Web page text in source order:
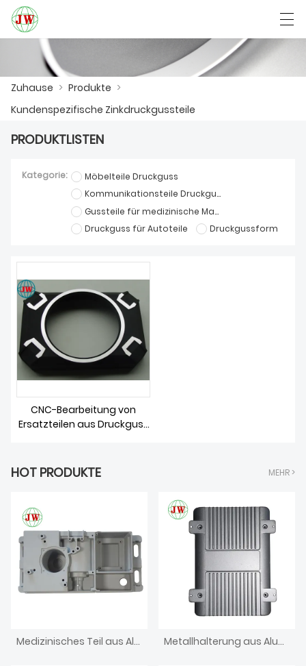
ZUHAUSE
NACHRICHTEN
KONTAKTIERE UNS
ÜBER UNS
العربية Deutsch English
Zuhause > Produkte >
Kundenspezifische Zinkdruckgussteile
PRODUKTLISTEN
Kategorie:
Möbelteile Druckguss
Kommunikationsteile Druckguss
Gussteile für medizinische Maschinen
Druckguss für Autoteile
Druckgussform
CNC-Bearbeitung von
Ersatzteilen aus Druckguss
HOT PRODUKTE MEHR >
Medizinisches Teil aus Aluminiumdruckguss Metallhalterung aus Aluminiumdruckguss